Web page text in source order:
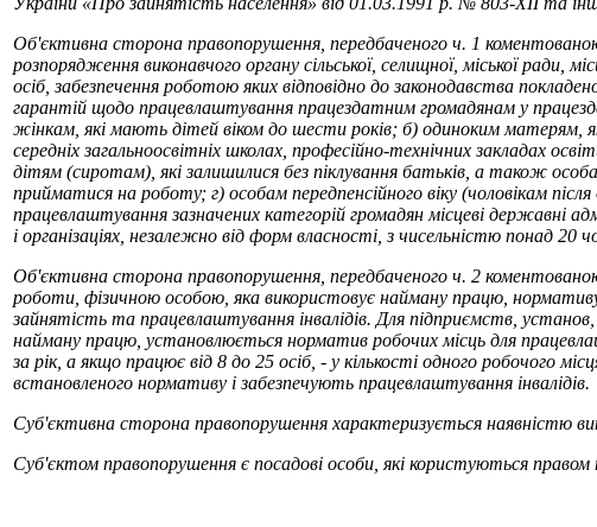
Об'єктивна сторона правопорушення, передбаченого ч. 1
розпорядження виконавчого органу сільської, селищної, міської ради,
осіб, забезпечення роботою яких відповідно до законодавства
гарантій щодо працевлаштування працездатним громадянам у
жінкам, які мають дітей віком до шести років; б) одиноким матерям,
середніх загальноосвітніх школах, професійно-технічних закладах
дітям (сиротам), які залишилися без піклування батьків, а також
прийматися на роботу; г) особам передпенсійного віку (чоловікам
працевлаштування зазначених категорій громадян місцеві державні
і організаціях, незалежно від форм власності, з чисельністю понад
Об'єктивна сторона правопорушення, передбаченого ч. 2
роботи, фізичною особою, яка використовує найману працю, нормативу
зайнятість та працевлаштування інвалідів. Для підприємств, установ,
найману працю, установлюється норматив робочих місць для
за рік, а якщо працює від 8 до 25 осіб, - у кількості одного робочого
встановленого нормативу і забезпечують працевлаштування інвалідів.
Суб'єктивна сторона правопорушення характеризується наявністю
Суб'єктом правопорушення є посадові особи, які користуються